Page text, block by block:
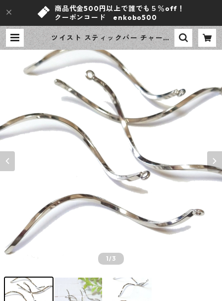
商品代金500円以上で誰でも５％off！
クーポンコード enkobo500
ツイスト スティックバー チャーム
シルバー 10ピース カン付きチャー
ム ハンドメイド資材 【en工房】 |
ｅｎ工房
1/3